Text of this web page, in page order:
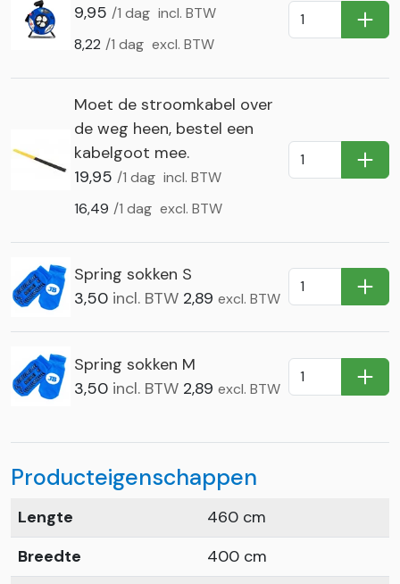
9,95 /1 dag incl. BTW
8,22 /1 dag excl. BTW
In
Moet de stroomkabel over
de weg heen, bestel een
kabelgoot mee.
19,95 /1 dag incl. BTW
16,49 /1 dag excl. BTW
In
Spring sokken S
3,50 incl. BTW 2,89 excl. BTW In
Spring sokken M
3,50 incl. BTW 2,89 excl. BTW In
Producteigenschappen
Lengte
460 cm
Breedte
400 cm